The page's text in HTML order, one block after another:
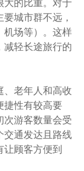
城市群不远，
机场等）。这样
减轻长途旅行的
、老年人和高收
捷性有较高要
次游客数量会受
交通发达且路线
让顾客方便到